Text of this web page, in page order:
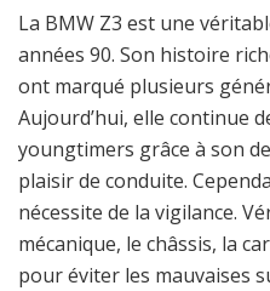
La BMW Z3 est une
années 90. Son histoire
ont marqué plusieurs
Aujourd’hui, elle continue
youngtimers grâce à son
plaisir de conduite.
nécessite de la vigilance.
mécanique, le châssis, la
pour éviter les mauvaises